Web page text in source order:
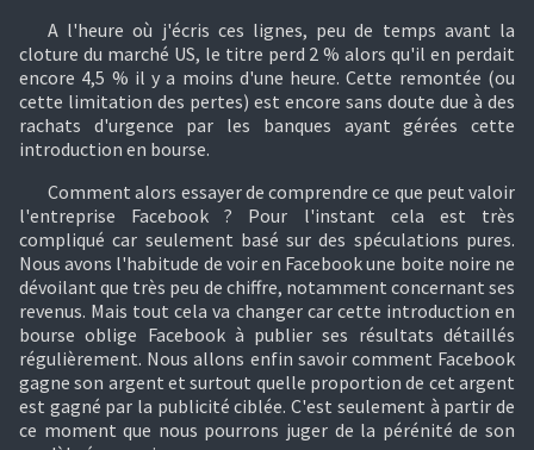
A l'heure où j'écris ces lignes, peu de temps avant la
cloture du marché US, le titre perd 2 % alors qu'il en perdait
encore 4,5 % il y a moins d'une heure. Cette remontée (ou
cette limitation des pertes) est encore sans doute due à des
rachats d'urgence par les banques ayant gérées cette
introduction en bourse.
Comment alors essayer de comprendre ce que peut valoir
l'entreprise Facebook ? Pour l'instant cela est très
compliqué car seulement basé sur des spéculations pures.
Nous avons l'habitude de voir en Facebook une boite noire ne
dévoilant que très peu de chiffre, notamment concernant ses
revenus. Mais tout cela va changer car cette introduction en
bourse oblige Facebook à publier ses résultats détaillés
régulièrement. Nous allons enfin savoir comment Facebook
gagne son argent et surtout quelle proportion de cet argent
est gagné par la publicité ciblée. C'est seulement à partir de
ce moment que nous pourrons juger de la pérénité de son